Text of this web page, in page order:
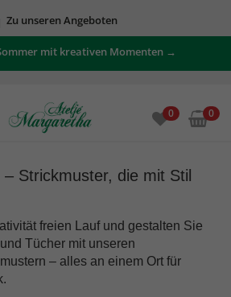
Zu unseren Angeboten
mit kreativen Momenten →
0 0
Strickmuster, die mit Stil
freien Lauf und gestalten Sie
Tücher mit unseren
– alles an einem Ort für